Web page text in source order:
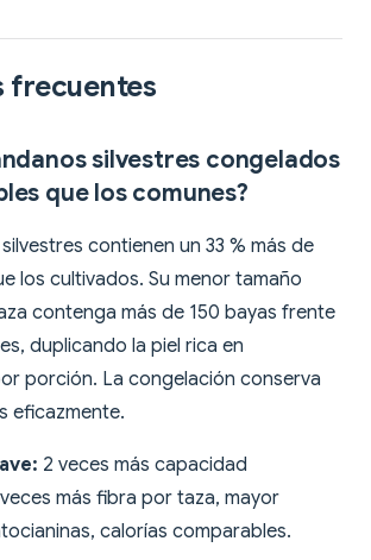
frecuentes
silvestres congelados
que los comunes?
contienen un 33 % más de
los cultivados. Su menor tamaño
contenga más de 150 bayas frente
duplicando la piel rica en
porción. La congelación conserva
eficazmente.
2 veces más capacidad
más fibra por taza, mayor
calorías comparables.